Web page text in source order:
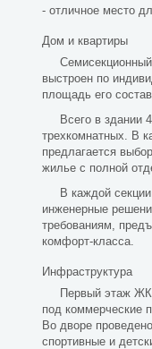
- отличное место
Дом и квартиры
выстроен по
площадь его
Всего в здании
трехкомнатных. В
предлагается
жилье с полной
В каждой
инженерные
требованиям,
комфорт-класса.
Инфраструктура
Первый этаж ЖК
под коммерческие
Во дворе
спортивные и